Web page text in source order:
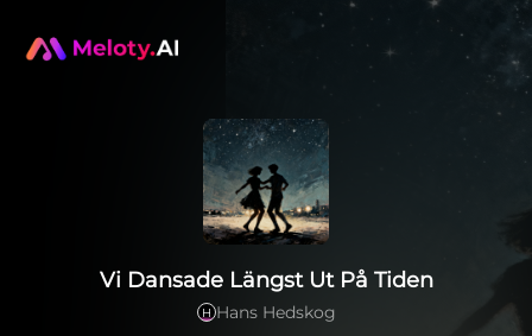
Vi Dansade Längst Ut På Tiden
H Hans Hedskog